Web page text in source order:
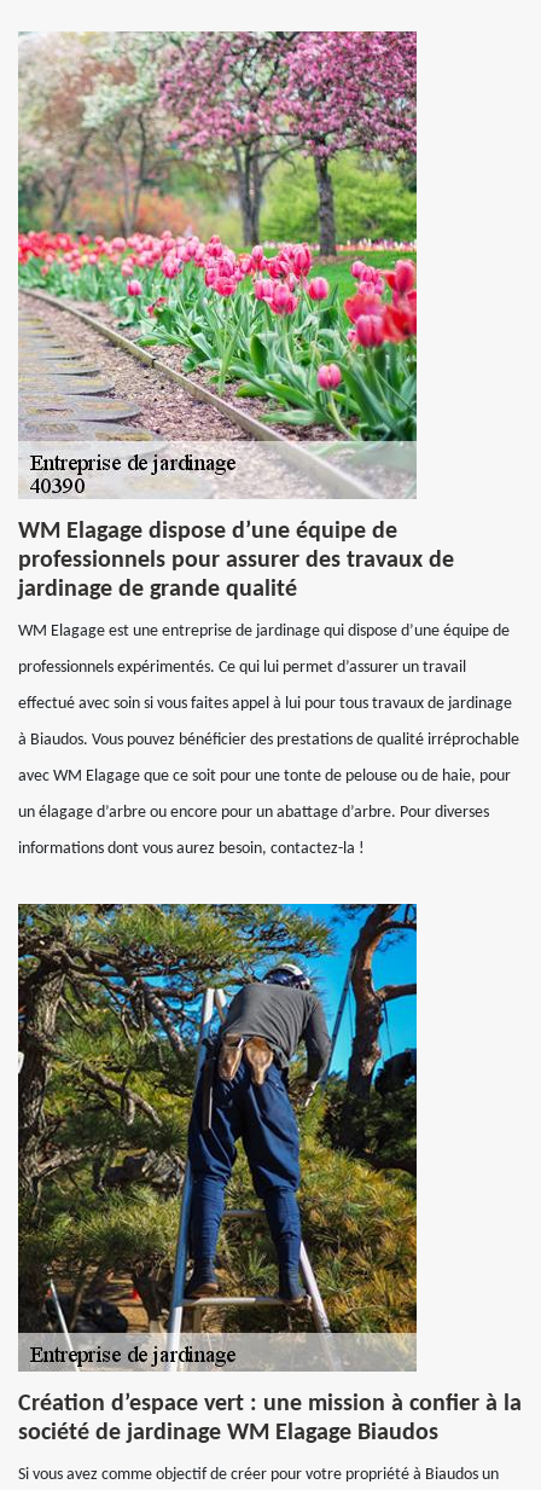
WM Elagage dispose d’une équipe de
professionnels pour assurer des travaux de
jardinage de grande qualité
WM Elagage est une entreprise de jardinage qui dispose d’une équipe de
professionnels expérimentés. Ce qui lui permet d’assurer un travail
effectué avec soin si vous faites appel à lui pour tous travaux de jardinage
à Biaudos. Vous pouvez bénéficier des prestations de qualité irréprochable
avec WM Elagage que ce soit pour une tonte de pelouse ou de haie, pour
un élagage d’arbre ou encore pour un abattage d’arbre. Pour diverses
informations dont vous aurez besoin, contactez-la !
Création d’espace vert : une mission à confier à la
société de jardinage WM Elagage Biaudos
Si vous avez comme objectif de créer pour votre propriété à Biaudos un